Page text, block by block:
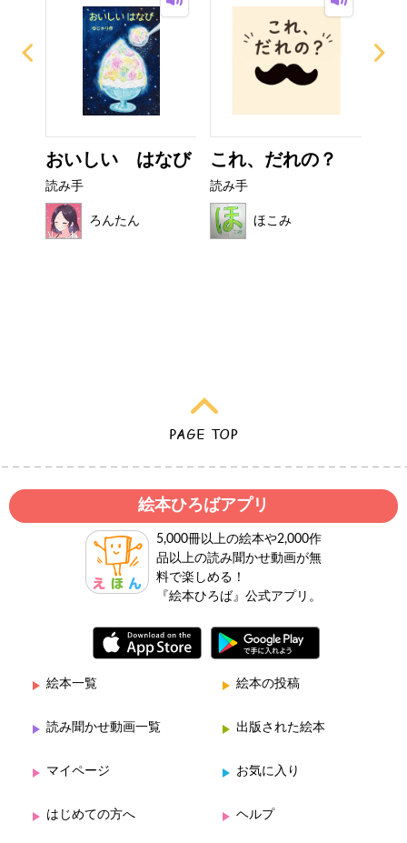
おいしい はなび
読み手
ろんたん
これ、だれの？
読み手
ほこみ
絵本ひろばアプリ
5,000冊以上の絵本や2,000作
品以上の読み聞かせ動画が無
料で楽しめる！
『絵本ひろば』公式アプリ。
絵本一覧 絵本の投稿
読み聞かせ動画一覧 出版された絵本
マイページ お気に入り
はじめての方へ ヘルプ